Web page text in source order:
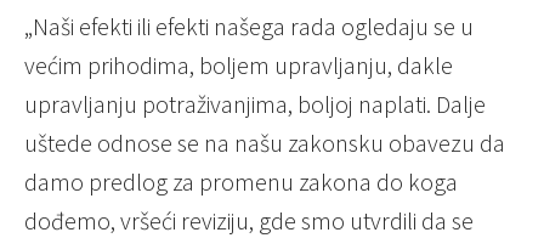
„Naši efekti ili efekti našega rada ogledaju se u
većim prihodima, boljem upravljanju, dakle
upravljanju potraživanjima, boljoj naplati. Dalje
uštede odnose se na našu zakonsku obavezu da
damo predlog za promenu zakona do koga
dođemo, vršeći reviziju, gde smo utvrdili da se